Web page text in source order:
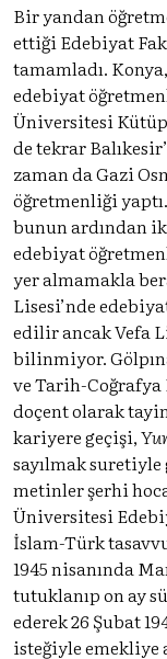
Bir yandan
ettiği Edebiyat
tamamladı.
edebiyat
Üniversitesi
de tekrar
zaman da Gazi
öğretmenliği
bunun ardından
edebiyat
yer almamakla
Lisesi’nde
edilir ancak Vefa
bilinmiyor.
ve Tarih-Coğrafya
doçent olarak
kariyere geçişi,
sayılmak
metinler şerhi
Üniversitesi
İslam-Türk
1945 nisanında
tutuklanıp on ay
ederek 26 Şubat
isteğiyle emekliye